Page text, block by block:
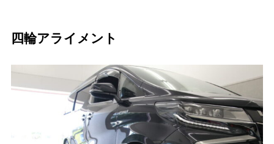
四輪アライメント